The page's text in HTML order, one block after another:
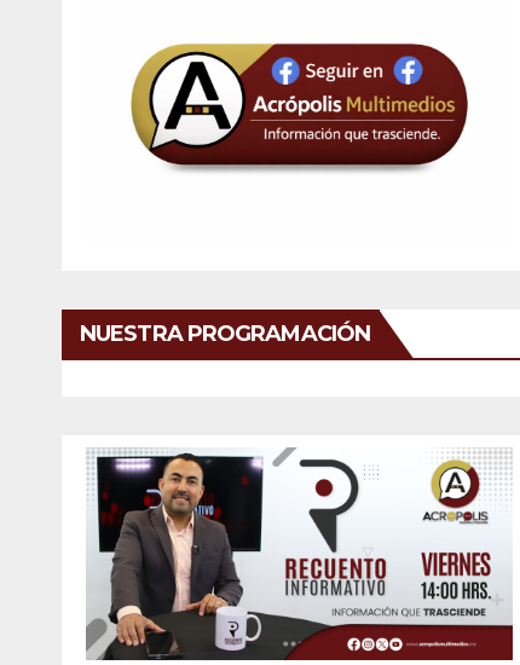
NUESTRA PROGRAMACIÓN